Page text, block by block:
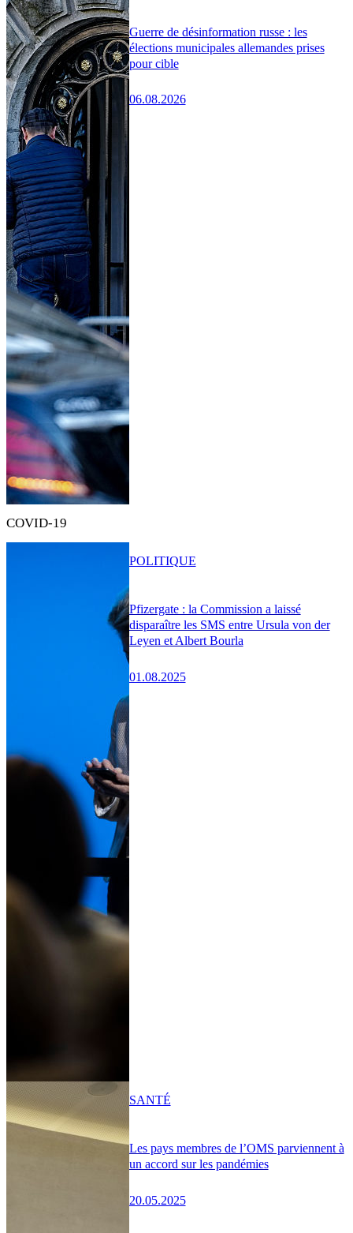
Guerre de désinformation russe : les
élections municipales allemandes prises
pour cible
06.08.2026
COVID-19
Pfizergate : la Commission a laissé
disparaître les SMS entre Ursula von der
Leyen et Albert Bourla
01.08.2025
POLITIQUE
Les pays membres de l’OMS parviennent à
un accord sur les pandémies
20.05.2025
SANTÉ